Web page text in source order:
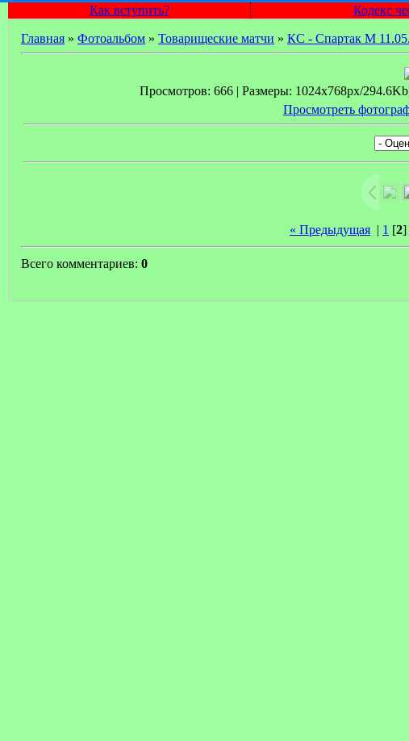
Как вступить?
Кодекс
Главная » Фотоальбом » Товарищеские матчи » КС - Спартак М
Просмотров: 666 | Размеры: 1024x768px/
Просмотреть
« Предыдущая | 1 [2]
Всего комментариев: 0